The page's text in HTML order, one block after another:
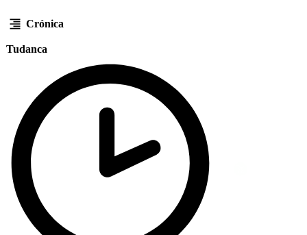
Crónica
Tudanca